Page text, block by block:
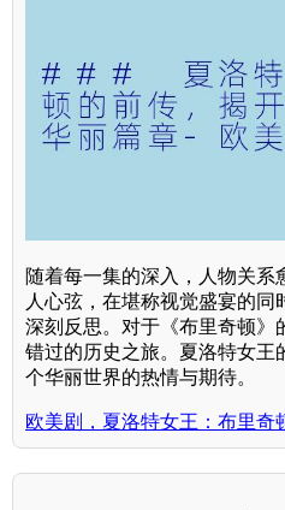
随着每一集的深入，人物关系
人心弦，在堪称视觉盛宴的同
深刻反思。对于《布里奇顿》
错过的历史之旅。夏洛特女王
个华丽世界的热情与期待。
欧美剧，夏洛特女王：布里奇